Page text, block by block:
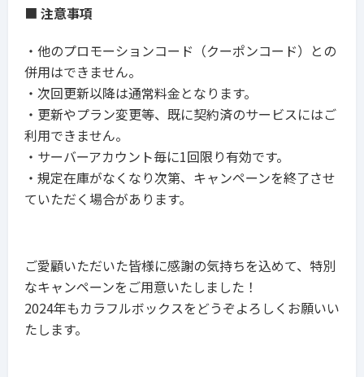
■ 注意事項
・他のプロモーションコード（クーポンコード）との
併用はできません。
・次回更新以降は通常料金となります。
・更新やプラン変更等、既に契約済のサービスにはご
利用できません。
・サーバーアカウント毎に1回限り有効です。
・規定在庫がなくなり次第、キャンペーンを終了させ
ていただく場合があります。
ご愛顧いただいた皆様に感謝の気持ちを込めて、特別
なキャンペーンをご用意いたしました！
2024年もカラフルボックスをどうぞよろしくお願いい
たします。